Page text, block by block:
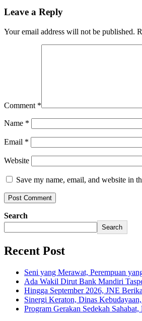
Leave a Reply
Your email address will not be published.
Comment *
Name *
Email *
Website
Save my name, email, and website in
Search
Search
Recent Post
Seni yang Merawat, Perempuan
Ada Wakil Dirut Bank Mandiri
Hingga September 2026, JNE
Sinergi Keraton, Dinas
Program Gerakan Sedekah